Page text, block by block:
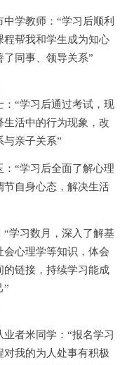
学教师： “学习后顺利
程帮我和学生成为知心
了同事、领导关系”
“学习后通过考试，现
生活中的行为现象，改
与亲子关系”
“学习后全面了解心理
节自身心态，解决生活
“学习数月，深入了解基
会心理学等知识，体会
的链接，持续学习能成
”
者米同学： “报名学习
对我的为人处事有积极